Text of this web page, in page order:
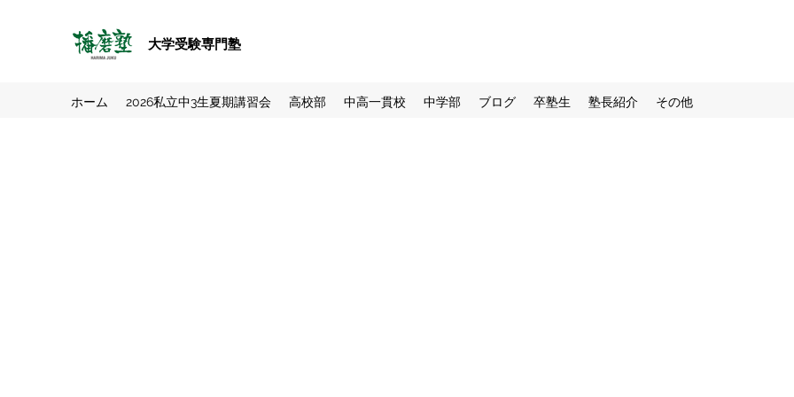
大学受験専門塾
ホーム 2026私立中3生夏期講習会 高校部 中高一貫校 中学部 ブログ 卒塾生 塾長紹介 その他